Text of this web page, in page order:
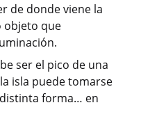
de donde viene la
objeto que
ser el pico de una
isla puede tomarse
forma… en